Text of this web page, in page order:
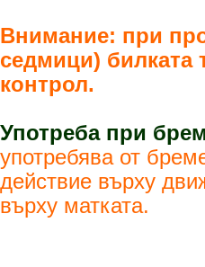
Внимание: при
седмици) билката
контрол.
Употреба при
употребява от
действие върху
върху матката.